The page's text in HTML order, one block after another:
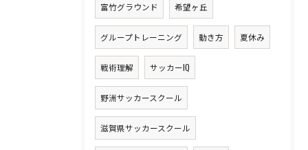
富竹グラウンド 希望ヶ丘
グループトレーニング 動き方 夏休み
戦術理解 サッカーIQ
野洲サッカースクール
滋賀県サッカースクール